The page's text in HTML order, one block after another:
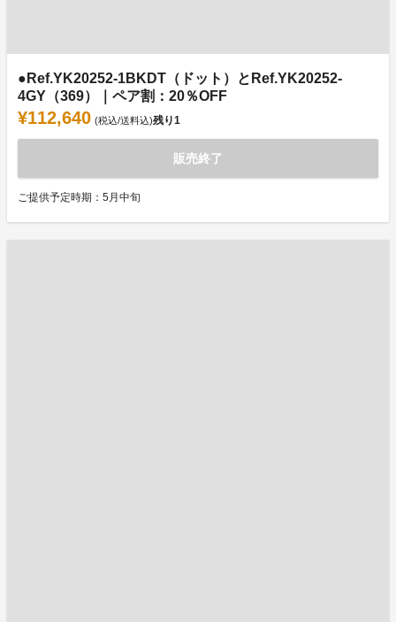
●Ref.YK20252-1BKDT（ドット）とRef.YK20252-
4GY（369）｜ペア割：20％OFF
¥112,640 (税込/送料込)残り1
販売終了
ご提供予定時期：5月中旬